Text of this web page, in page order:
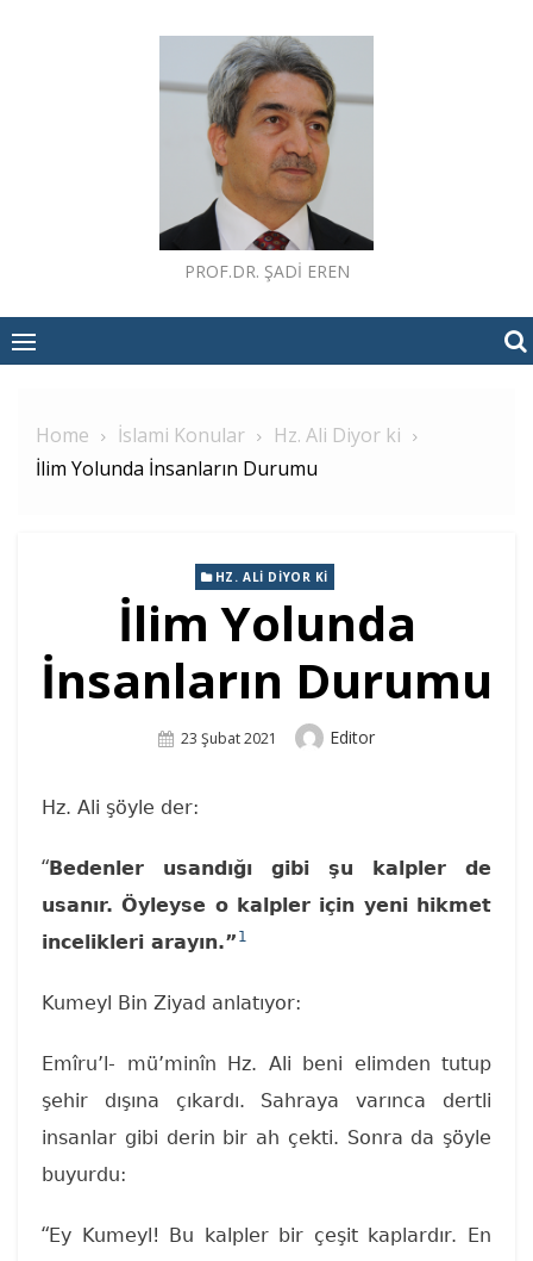
PROF.DR. ŞADI EREN
Home İslami Konular
Hz. Ali Diyor ki
İlim Yolunda İnsanların Durumu
HZ. ALI DIYOR KI
İlim Yolunda
İnsanların Durumu
Posted
23 Şubat 2021 Author
Editor
Hz. Ali şöyle der:
“Bedenler usandığı gibi şu kalpler de
usanır. Öyleyse o kalpler için yeni hikmet
incelikleri arayın.” 1
Kumeyl Bin Ziyad anlatıyor:
Emîru’l- mü’minîn Hz. Ali beni elimden tutup
şehir dışına çıkardı. Sahraya varınca dertli
insanlar gibi derin bir ah çekti. Sonra da şöyle
buyurdu:
“Ey Kumeyl! Bu kalpler bir çeşit kaplardır. En